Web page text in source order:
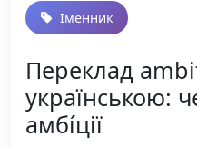
Іменник
Переклад
українською:
амбі́ції